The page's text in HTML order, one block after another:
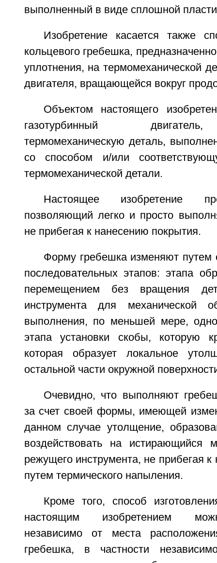
выполненный в виде сплошной
Изобретение касается также
кольцевого гребешка,
уплотнения, на термомеханической
двигателя, вращающейся вокруг
Объектом настоящего
газотурбинный
термомеханическую деталь,
со способом и/или
термомеханической детали.
Настоящее изобретение
позволяющий легко и просто
не прибегая к нанесению покрытия.
Форму гребешка изменяют путем
последовательных этапов: этапа
перемещением без вращения
инструмента для механической
выполнения, по меньшей мере,
этапа установки скобы, которую
которая образует локальное
остальной части окружной
Очевидно, что выполняют
за счет своей формы, имеющей
данном случае утолщение,
воздействовать на истирающийся
режущего инструмента, не прибегая
путем термического напыления.
Кроме того, способ
настоящим изобретением
независимо от места
гребешка, в частности